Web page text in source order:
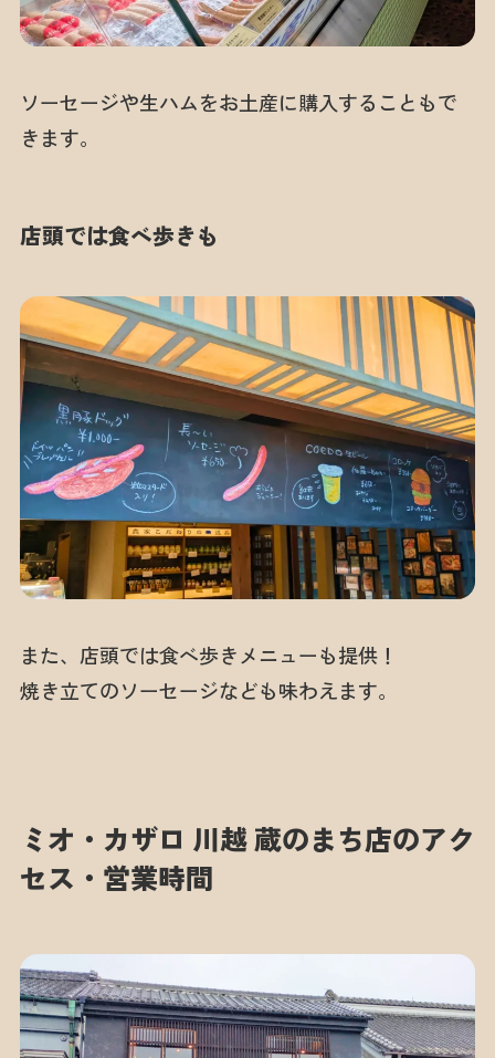
ソーセージや生ハムをお土産に購入することもで
きます。
店頭では食べ歩きも
また、店頭では食べ歩きメニューも提供！
焼き立てのソーセージなども味わえます。
ミオ・カザロ 川越 蔵のまち店のアク
セス・営業時間